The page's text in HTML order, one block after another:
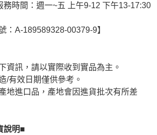
務時間：週一~五 上午9-12 下午13-17:30
：A-189589328-00379-9】
資訊，請以實際收到實品為主。
/有效日期僅供參考。
地進口品，產地會因進貨批次有所差
說明■